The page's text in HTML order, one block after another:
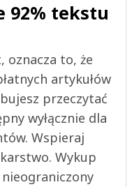
92% tekstu
oznacza to, że
artykułów
przeczytać
wyłącznie dla
Wspieraj
Wykup